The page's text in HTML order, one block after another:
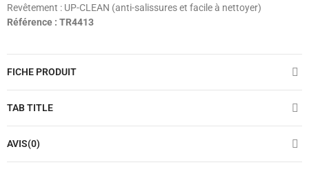
Revêtement : UP-CLEAN (anti-salissures et facile à nettoyer)
Référence : TR4413
FICHE PRODUIT
TAB TITLE
AVIS(0)